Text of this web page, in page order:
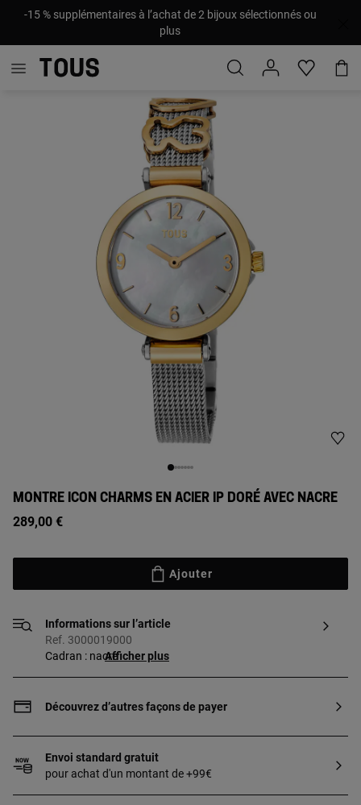
-15 % supplémentaires à l’achat de 2 bijoux sélectionnés ou
plus
MONTRE ICON CHARMS EN ACIER IP DORÉ AVEC NACRE
289,00 €
Ajouter
Informations sur l’article
Ref. 3000019000
Cadran : nacreAfficher plus
Découvrez d’autres façons de payer
Envoi standard gratuit
pour achat d'un montant de +99€